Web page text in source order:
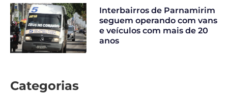
Interbairros de Parnamirim
seguem operando com vans
e veículos com mais de 20
anos
Categorias